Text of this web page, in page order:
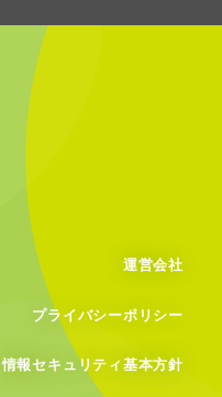
運営会社
プライバシーポリシー
情報セキュリティ基本方針